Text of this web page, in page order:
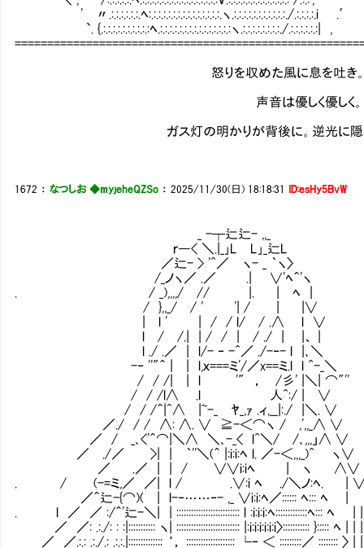
' 〃.:.:.:.:.:.:.ﾍ:.:.:.:.:.:.:.:.:.:.:.:.:.:.:.ヽ.:.:.:.:.:.:.:.:.:.:.:./.:.:.:.:.i .′
`. {.:.:.:.:.:.:.:.:.:.:ﾍ.:.:.:.:.:.:.:.:.:.:.:.:.:.:.:ヽ.:.:.:.:.:.:.:.:./.:.:.:.:.:.:| ,
怒りを収めた風に息を吐き。フェイトが
声音は優しく優しく。猫を撫で
ガス灯の明かりが背後に。逆光に隠れた笑み
1672 ：なつしお ◆myjeheQZSo ：2025/11/30(日) 18:18:31 ID:esHy5BvW
_ -┬辷辷- ,,_
ｒ―< ＼.|_｣L∟L｣_辷L
／辷- > '^／ ヽ- _ ｀ヽ〉
/_ノヽ／ .／ .| ∨'ﾍ＾'ヽ
. / _),,,,/ // |. | ﾍ |
/ },,_/ / ' '| / | |∨
| l ' | / / l/ / .∧ l ∨
l / /.| | / / | / ./ | |、 |
l ./ .／ | l/- ‐ -^／ ./-‐- l |､＼
-‐ ''"＾ | | l,ｘ===ミ'/／x==ミ.l l ^-_＼
/ / /| | l '" ， /彡' |＼| ⌒"''
/ / /l∧ .l 人^:/ | ∨ ああ――話のわ
/ / /＾|^∧ |~-_ ﾔ_,ｧ .ィ,__|:./ |＼. ∨
／./ / / ∧: ∧. ∨ ≧-＜⌒ヽ / ,',,_∧ ∨
／ / _､<'＾⌒|＼∧ ＼､-_< l^＼/ /､,,,」∧ ∨
／ ./／ >| | ｀''＼(＾ |:i:i:ﾍ l. ／-＜,,,_)^ ヽ∨
／ .／ | | / ∨∨i:iﾍ | ヽ ∧∨
. / (-=ミ,／ ／| l / .∨:i ﾍ ./＼ノ:ﾍ. |
／＾辷-{⌒)( | l-‐……‐- ,_ ∨i:i:ﾍ／:::::: ﾍ::: ﾍ |
. l ／ ／ :/＾'辷-＼| | :::::::::::::::::::::::::: l :i:i:i:ﾍ:::::::::::::ﾍ::: ﾍ | |
／ ／: .:./: : :|::::::::::: ヽ| :::::::::::::::::::::::::: |:i:i:i:i:i:i〉::::::::::: }::::: ﾍ | | |
／ ／.:.: .:./.: .:.:.|:::::::::::::: ‘， :::::::::::::::::::: └‐ ＜ :::::::::／ :::::::: 〉 | |